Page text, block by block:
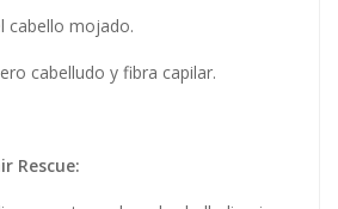
cabello mojado.
cabelludo y fibra capilar.
Rescue: